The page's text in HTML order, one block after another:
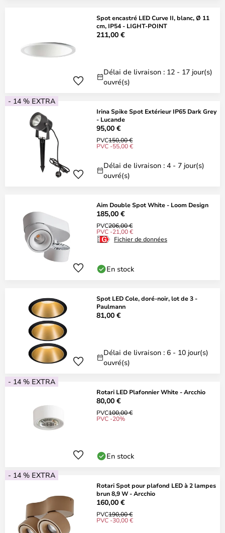
Spot encastré LED Curve II, blanc, Ø 11
cm, IP54 - LIGHT-POINT
211,00 €
Délai de livraison : 12 - 17 jour(s)
ouvré(s)
- 14 % EXTRA
Irina Spike Spot Extérieur IP65 Dark Grey
- Lucande
95,00 €
PVC150,00 €
PVC -55,00 €
Délai de livraison : 4 - 7 jour(s)
ouvré(s)
Aim Double Spot White - Loom Design
185,00 €
PVC206,00 €
PVC -21,00 €
Fichier de données
En stock
Spot LED Cole, doré-noir, lot de 3 -
Paulmann
81,00 €
Délai de livraison : 6 - 10 jour(s)
ouvré(s)
- 14 % EXTRA
Rotari LED Plafonnier White - Arcchio
80,00 €
PVC100,00 €
PVC -20%
En stock
- 14 % EXTRA
Rotari Spot pour plafond LED à 2 lampes
brun 8,9 W - Arcchio
160,00 €
PVC190,00 €
PVC -30,00 €